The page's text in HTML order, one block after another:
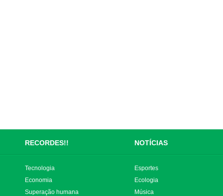
RECORDES!! NOTÍCIAS
Tecnologia
Economia
Superação humana
Esportes
Ecologia
Música